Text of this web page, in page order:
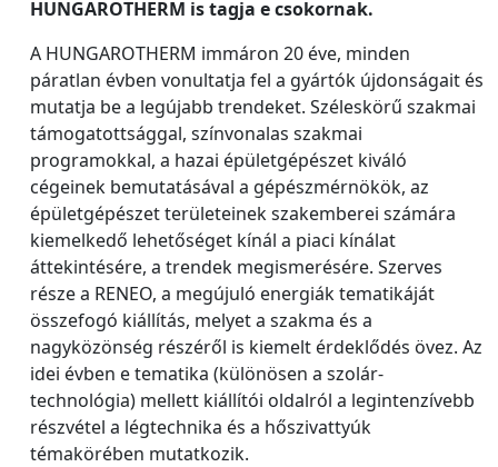
HUNGAROTHERM is tagja e csokornak.
A HUNGAROTHERM immáron 20 éve, minden
páratlan évben vonultatja fel a gyártók újdonságait és
mutatja be a legújabb trendeket. Széleskörű szakmai
támogatottsággal, színvonalas szakmai
programokkal, a hazai épületgépészet kiváló
cégeinek bemutatásával a gépészmérnökök, az
épületgépészet területeinek szakemberei számára
kiemelkedő lehetőséget kínál a piaci kínálat
áttekintésére, a trendek megismerésére. Szerves
része a RENEO, a megújuló energiák tematikáját
összefogó kiállítás, melyet a szakma és a
nagyközönség részéről is kiemelt érdeklődés övez. Az
idei évben e tematika (különösen a szolár-
technológia) mellett kiállítói oldalról a legintenzívebb
részvétel a légtechnika és a hőszivattyúk
témakörében mutatkozik.